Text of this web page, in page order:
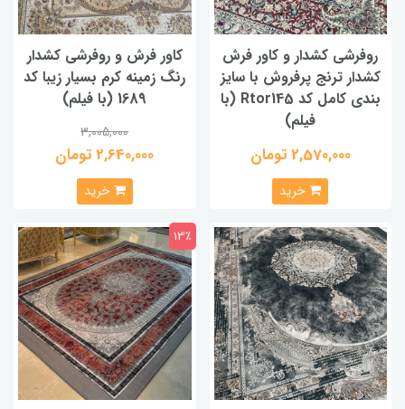
روفرشی کشدار و کاور فرش
کشدار ترنج پرفروش با سایز
بندی کامل کد Rtor145 (با
فیلم)
2,570,000 تومان
خرید
کاور فرش و روفرشی کشدار
رنگ زمینه کرم بسیار زیبا کد
1689 (با فیلم)
3,005,000
2,640,000 تومان
خرید
13٪